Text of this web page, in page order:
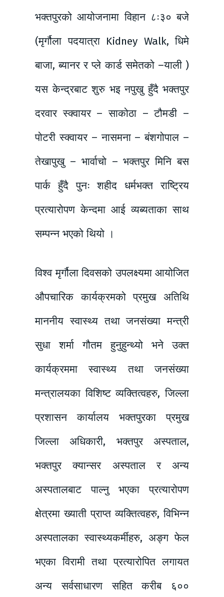
भक्तपुरको आयोजनामा विहान ८ः३० बजे
(मृर्गौला पदयात्रा Kidney Walk, धिमे
बाजा, ब्यानर र प्ले कार्ड समेतको –याली )
यस केन्द्रबाट शुरु भइ नपुखु हुँदै भक्तपुर
दरवार स्क्वायर – साकोठा – टौमडी –
पोटरी स्क्वायर – नासमना – बंशगोपाल –
तेखापुखु – भार्वाचो – भक्तपुर मिनि बस
पार्क हुँदै पुनः शहीद धर्मभक्त राष्ट्रिय
प्रत्यारोपण केन्दमा आई व्यब्यताका साथ
सम्पन्न भएको थियो ।
विश्व मृर्गौला दिवसको उपलक्ष्यमा आयोजित
औपचारिक कार्यक्रमको प्रमुख अतिथि
माननीय स्वास्थ्य तथा जनसंख्या मन्त्री
सुधा शर्मा गौतम हुनुहुन्थ्यो भने उक्त
कार्यक्रममा स्वास्थ्य तथा जनसंख्या
मन्त्रालयका विशिष्ट व्यक्तित्वहरु, जिल्ला
प्रशासन कार्यालय भक्तपुरका प्रमुख
जिल्ला अधिकारी, भक्तपुर अस्पताल,
भक्तपुर क्यान्सर अस्पताल र अन्य
अस्पतालबाट पाल्नु भएका प्रत्यारोपण
क्षेत्रमा ख्याती प्राप्त व्यक्तित्वहरु, विभिन्न
अस्पतालका स्वास्थ्यकर्मीहरु, अङ्ग फेल
भएका विरामी तथा प्रत्यारोपित लगायत
अन्य सर्वसाधारण सहित करीब ६००